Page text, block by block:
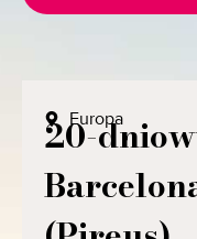
Europa
20-